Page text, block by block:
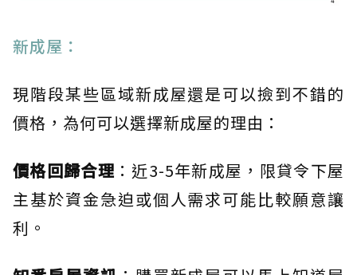
新成屋：
現階段某些區域新成屋還是可以撿到不錯的
價格，為何可以選擇新成屋的理由：
價格回歸合理 ：近3-5年新成屋，限貸令下屋
主基於資金急迫或個人需求可能比較願意讓
利。